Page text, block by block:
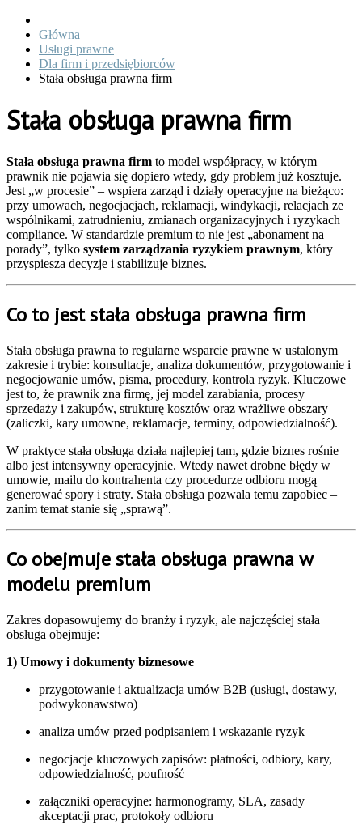
Główna
Usługi prawne
Dla firm i przedsiębiorców
Stała obsługa prawna firm
Stała obsługa prawna firm
Stała obsługa prawna firm to model współpracy, w którym
prawnik nie pojawia się dopiero wtedy, gdy problem już kosztuje.
Jest „w procesie” – wspiera zarząd i działy operacyjne na bieżąco:
przy umowach, negocjacjach, reklamacji, windykacji, relacjach ze
wspólnikami, zatrudnieniu, zmianach organizacyjnych i ryzykach
compliance. W standardzie premium to nie jest „abonament na
porady”, tylko system zarządzania ryzykiem prawnym, który
przyspiesza decyzje i stabilizuje biznes.
Co to jest stała obsługa prawna firm
Stała obsługa prawna to regularne wsparcie prawne w ustalonym
zakresie i trybie: konsultacje, analiza dokumentów, przygotowanie i
negocjowanie umów, pisma, procedury, kontrola ryzyk. Kluczowe
jest to, że prawnik zna firmę, jej model zarabiania, procesy
sprzedaży i zakupów, strukturę kosztów oraz wrażliwe obszary
(zaliczki, kary umowne, reklamacje, terminy, odpowiedzialność).
W praktyce stała obsługa działa najlepiej tam, gdzie biznes rośnie
albo jest intensywny operacyjnie. Wtedy nawet drobne błędy w
umowie, mailu do kontrahenta czy procedurze odbioru mogą
generować spory i straty. Stała obsługa pozwala temu zapobiec –
zanim temat stanie się „sprawą”.
Co obejmuje stała obsługa prawna w
modelu premium
Zakres dopasowujemy do branży i ryzyk, ale najczęściej stała
obsługa obejmuje:
1) Umowy i dokumenty biznesowe
przygotowanie i aktualizacja umów B2B (usługi, dostawy,
podwykonawstwo)
analiza umów przed podpisaniem i wskazanie ryzyk
negocjacje kluczowych zapisów: płatności, odbiory, kary,
odpowiedzialność, poufność
załączniki operacyjne: harmonogramy, SLA, zasady
akceptacji prac, protokoły odbioru